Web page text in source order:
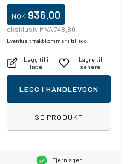
NOK 936,00
eksklusiv MVA 748,80
Eventuelt frakt kommer i tillegg.
Legg til i
liste
Lagre til
senere
LEGG I HANDLEVOGN
SE PRODUKT
Fjernlager